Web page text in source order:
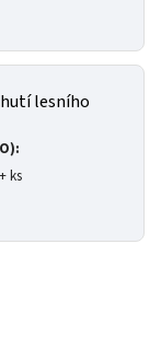
lesního
ks